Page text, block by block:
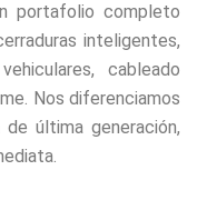
portafolio completo
inteligentes,
cableado
Nos diferenciamos
última generación,